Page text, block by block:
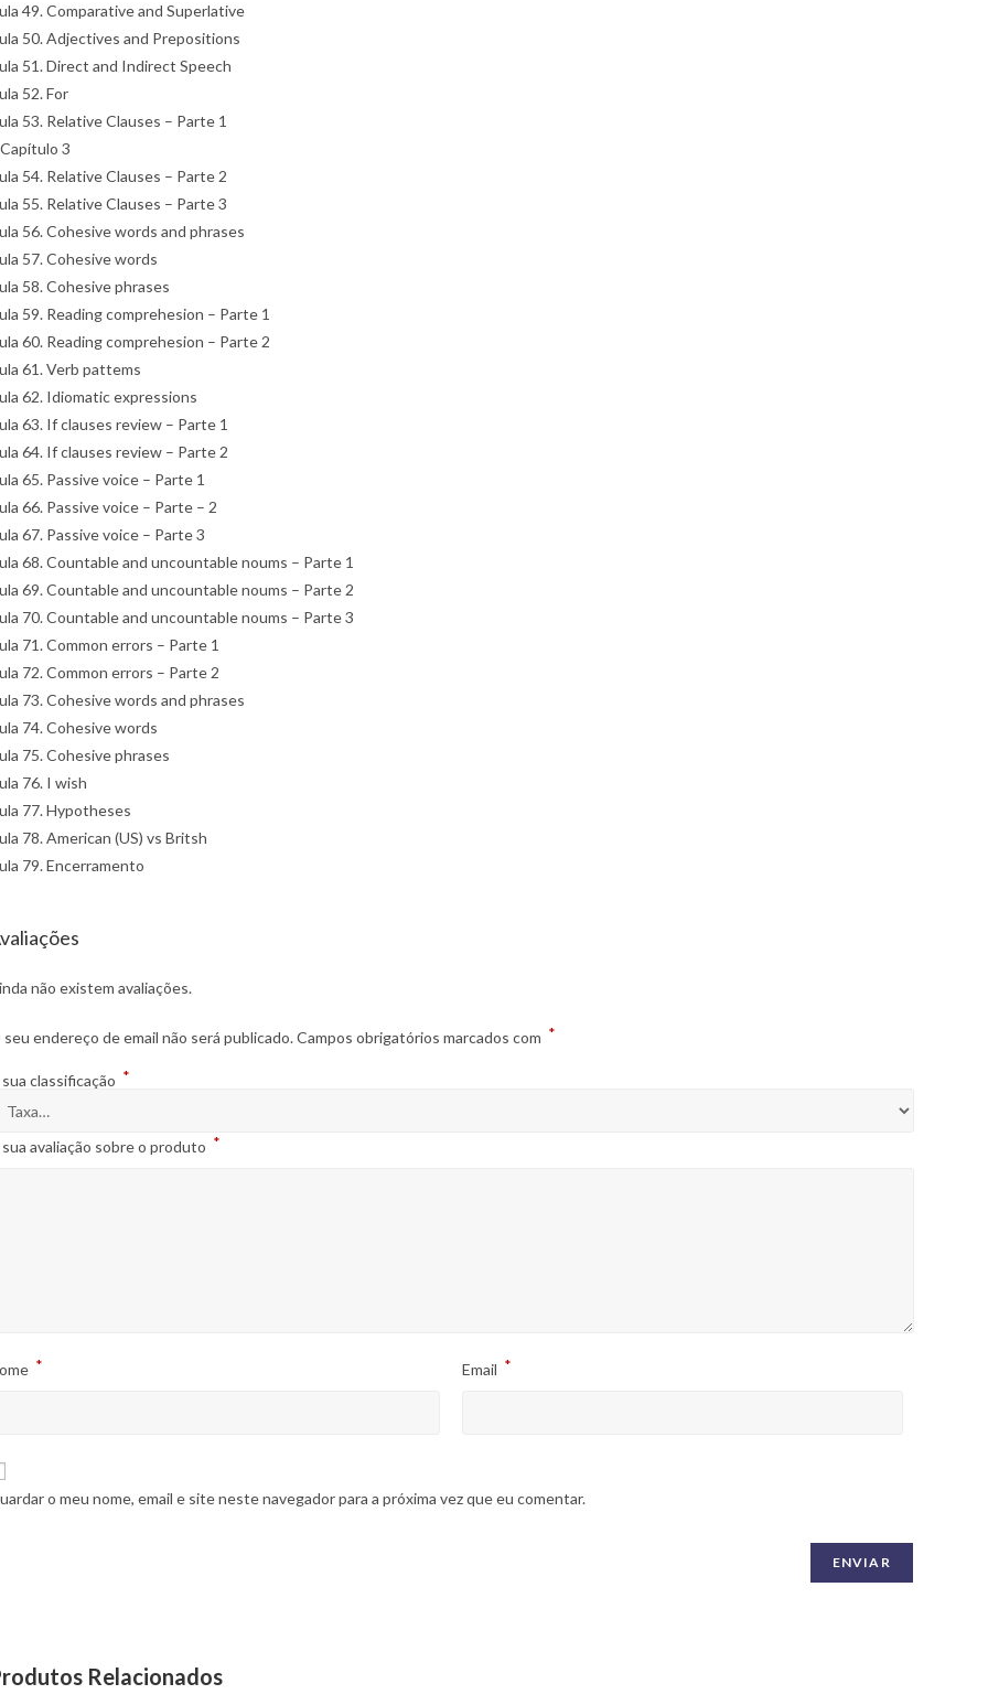
49. Comparative and Superlative
50. Adjectives and Prepositions
51. Direct and Indirect Speech
52. For
53. Relative Clauses – Parte 1
3
54. Relative Clauses – Parte 2
55. Relative Clauses – Parte 3
56. Cohesive words and phrases
57. Cohesive words
58. Cohesive phrases
59. Reading comprehesion – Parte 1
60. Reading comprehesion – Parte 2
61. Verb pattems
62. Idiomatic expressions
63. If clauses review – Parte 1
64. If clauses review – Parte 2
65. Passive voice – Parte 1
66. Passive voice – Parte – 2
67. Passive voice – Parte 3
68. Countable and uncountable noums – Parte 1
69. Countable and uncountable noums – Parte 2
70. Countable and uncountable noums – Parte 3
71. Common errors – Parte 1
72. Common errors – Parte 2
73. Cohesive words and phrases
74. Cohesive words
75. Cohesive phrases
76. I wish
77. Hypotheses
78. American (US) vs Britsh
79. Encerramento
não existem avaliações.
seu endereço de email não será publicado.Campos obrigatórios marcados com *
classificação *
avaliação sobre o produto *
* Email *
o meu nome, email e site neste navegador para a próxima vez que eu comentar.
Relacionados